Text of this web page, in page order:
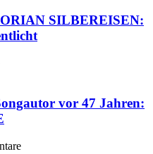
SILBEREISEN:
vor 47 Jahren: